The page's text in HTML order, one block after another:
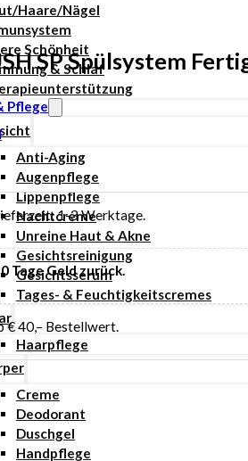
Haare/Nägel
Schönheit
& Schlaf
Pflege
Anti-Aging
Augenpflege
Lippenpflege
Nachtcreme
Unreine Haut & Akne
Gesichtsreinigung
Gesichtsserum
Tages- & Feuchtigkeitscremes
Haarpflege
Creme
Deodorant
Duschgel
Handpflege
SP Spülsystem
1-3 Werktage.
Tage Geld zurück.
€ 40,– Bestellwert.